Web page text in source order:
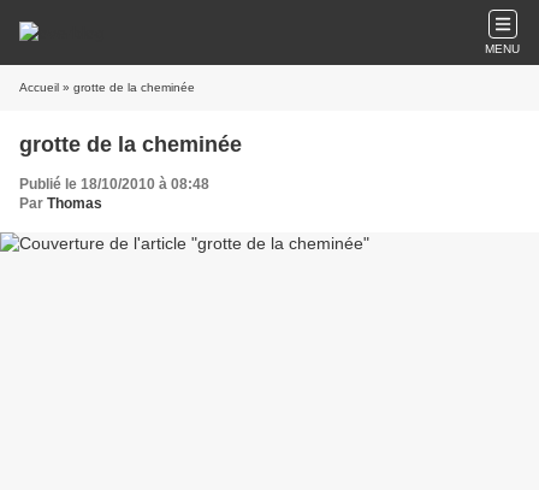
MENU
Accueil » grotte de la cheminée
grotte de la cheminée
Publié le 18/10/2010 à 08:48
Par Thomas